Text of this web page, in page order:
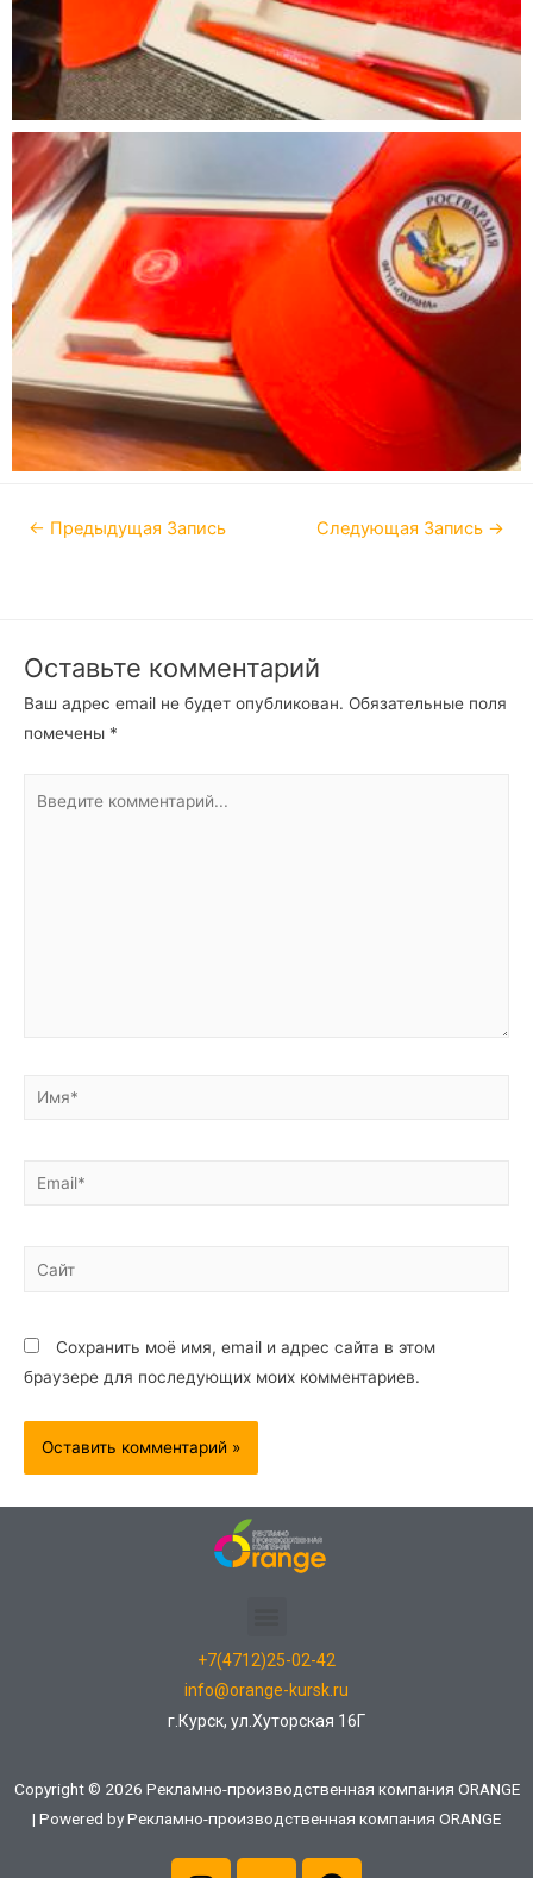
← Предыдущая Запись Следующая Запись →
Оставьте комментарий
Ваш адрес email не будет опубликован. Обязательные поля
помечены *
Сохранить моё имя, email и адрес сайта в этом
браузере для последующих моих комментариев.
+7(4712)25-02-42
info@orange-kursk.ru
г.Курск, ул.Хуторская 16Г
Copyright © 2026 Рекламно-производственная компания ORANGE
| Powered by Рекламно-производственная компания ORANGE